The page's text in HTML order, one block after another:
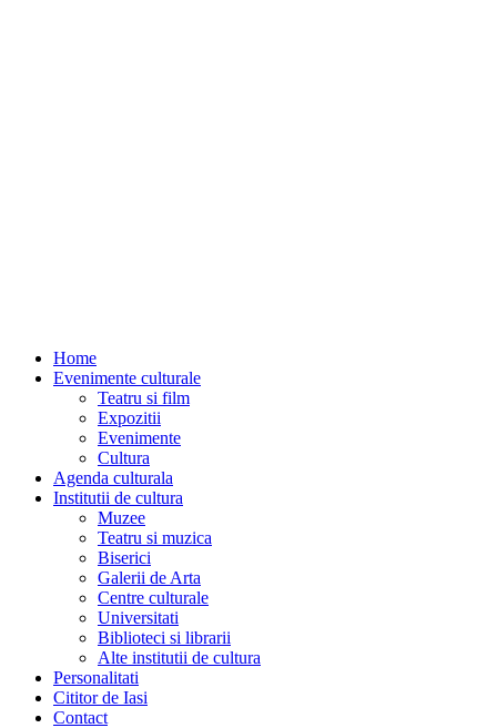
Home
Evenimente culturale
Teatru si film
Expozitii
Evenimente
Cultura
Agenda culturala
Institutii de cultura
Muzee
Teatru si muzica
Biserici
Galerii de Arta
Centre culturale
Universitati
Biblioteci si librarii
Alte institutii de cultura
Personalitati
Cititor de Iasi
Contact